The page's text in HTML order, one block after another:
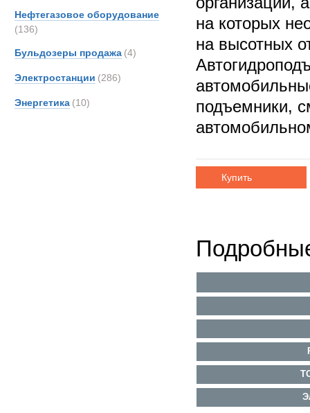
Нефтегазовое оборудование
(136)
Бульдозеры продажа (4)
Электростанции (286)
Энергетика (10)
на которых
на высотных
подъемники,
Купить